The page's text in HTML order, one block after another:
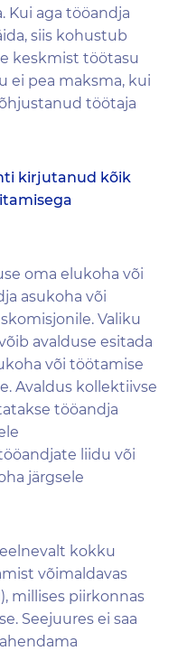
Kui aga tööandja
siis kohustub
keskmist töötasu
ei pea maksma, kui
töötaja
kirjutanud kõik
oma elukoha või
asukoha või
Valiku
avalduse esitada
või töötamise
Avaldus kollektiivse
tööandja
liidu või
järgsele
kokku
võimaldavas
millises piirkonnas
Seejuures ei saa